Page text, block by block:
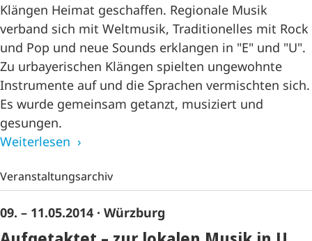
Klängen Heimat geschaffen. Regionale Musik
verband sich mit Weltmusik, Traditionelles mit Rock
und Pop und neue Sounds erklangen in "E" und "U".
Zu urbayerischen Klängen spielten ungewohnte
Instrumente auf und die Sprachen vermischten sich.
Es wurde gemeinsam getanzt, musiziert und
gesungen.
Weiterlesen
Veranstaltungsarchiv
09. – 11.05.2014 · Würzburg